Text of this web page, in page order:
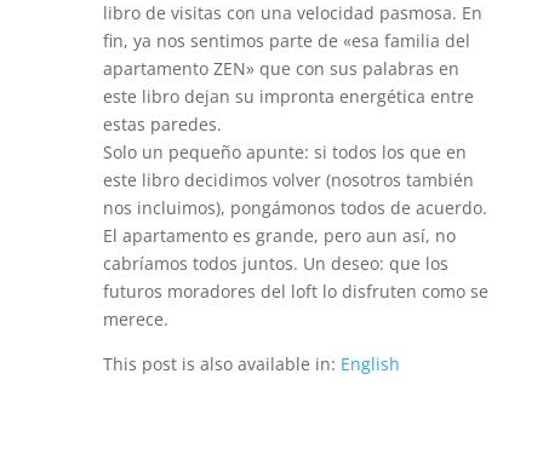
libro de visitas con una velocidad pasmosa. En
fin, ya nos sentimos parte de «esa familia del
apartamento ZEN» que con sus palabras en
este libro dejan su impronta energética entre
estas paredes.
Solo un pequeño apunte: si todos los que en
este libro decidimos volver (nosotros también
nos incluimos), pongámonos todos de acuerdo.
El apartamento es grande, pero aun así, no
cabríamos todos juntos. Un deseo: que los
futuros moradores del loft lo disfruten como se
merece.
This post is also available in: English